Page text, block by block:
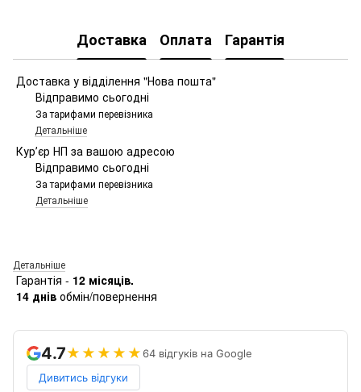
Доставка Оплата Гарантія
Доставка у відділення "Нова пошта"
Відправимо сьогодні
За тарифами перевізника
Детальніше
Курʼєр НП за вашою адресою
Відправимо сьогодні
За тарифами перевізника
Детальніше
Детальніше
Гарантія - 12 місяців.
14 днів обмін/повернення
4.7★★★★★64 відгуків на Google
Дивитись відгуки